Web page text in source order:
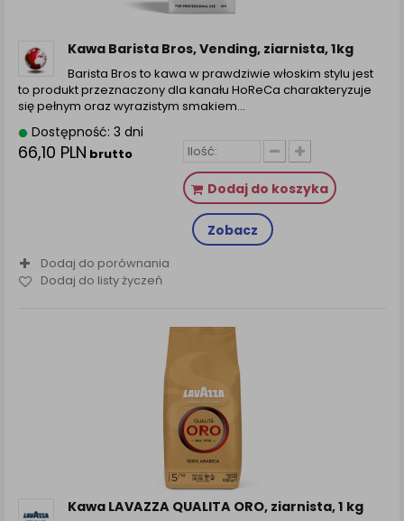
Kawa Barista Bros, Vending, ziarnista, 1kg
Barista Bros to kawa w prawdziwie włoskim stylu jest
to produkt przeznaczony dla kanału HoReCa charakteryzuje
się pełnym oraz wyrazistym smakiem...
Dostępność: 3 dni
66,10 PLN brutto
Dodaj do koszyka
Zobacz
Dodaj do porównania
Dodaj do listy życzeń
Kawa LAVAZZA QUALITA ORO, ziarnista, 1 kg
zamówienia na Państwa email lub wyświetlenie
cenach indywidualnych, ważna jest Państwa
wcześniejsza zgoda której udzieliliście podczas
zakładania konta.
Każda Państwa zgoda jest dobrowolna i można ją w
dowolnym momencie wycofać.
Polityka prywatności (rozwiń)
Klauzula Informacyjna (rozwiń)
Lista Zaufanych Partnerów (rozwiń)